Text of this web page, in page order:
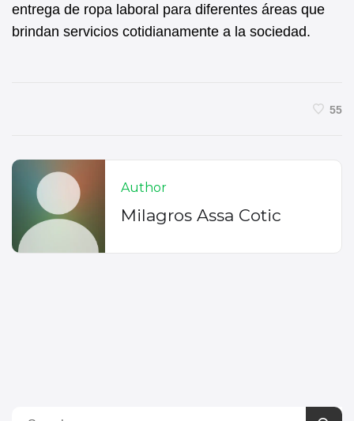
entrega de ropa laboral para diferentes áreas que
brindan servicios cotidianamente a la sociedad.
55
Author
Milagros Assa Cotic